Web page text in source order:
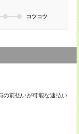
コツコツ
前払いが可能な速払い